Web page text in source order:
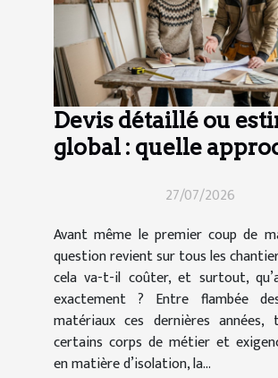
Devis détaillé ou
global : quelle
27/07/2026
Avant même le premier coup de
question revient sur tous les
cela va-t-il coûter, et surtout,
exactement ? Entre flambée
matériaux ces dernières années,
certains corps de métier et
en matière d’isolation, la...